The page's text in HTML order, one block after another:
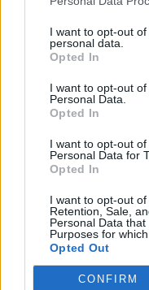
I want to opt-out
personal data.
Opted In
I want to opt-out
Personal Data.
Opted In
I want to opt-out
Personal Data for
Opted In
I want to opt-out of
Retention, Sale,
Personal Data
Purposes for
Opted Out
CONFIRM
Añadir un comentario
al firmamento y
✨⭐
B C
N O P Q
Z #